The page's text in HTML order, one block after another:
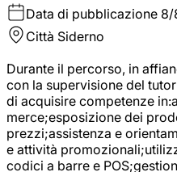
Data di pubblicazione 8/
Città Siderno
Durante il percorso, in
con la supervisione del
di acquisire competenze
merce;esposizione dei
prezzi;assistenza e
e attività
codici a barre e